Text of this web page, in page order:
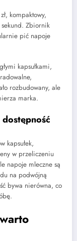
kompaktowy,
sekund. Zbiornik
pić napoje
kapsułkami,
rozbudowany, ale
marka.
kapsułek,
w przeliczeniu
napoje mleczne są
na podwójną
bywa nierówna, co